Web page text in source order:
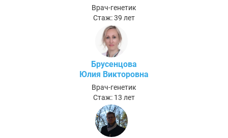
Врач-генетик
Стаж: 39 лет
Брусенцова
Юлия Викторовна
Врач-генетик
Стаж: 13 лет